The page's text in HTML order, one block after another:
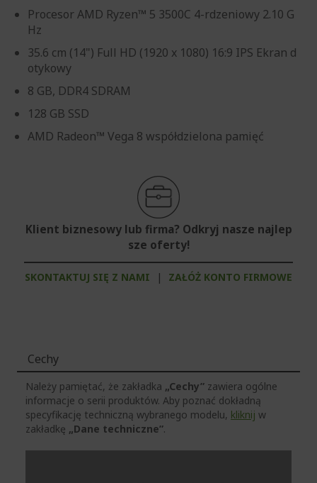
Procesor AMD Ryzen™ 5 3500C 4-rdzeniowy 2.10 G
Hz
35.6 cm (14") Full HD (1920 x 1080) 16:9 IPS Ekran d
otykowy
8 GB, DDR4 SDRAM
128 GB SSD
AMD Radeon™ Vega 8 współdzielona pamięć
Klient biznesowy lub firma? Odkryj nasze najlep
sze oferty!
SKONTAKTUJ SIĘ Z NAMI | ZAŁÓŻ KONTO FIRMOWE
Cechy
Należy pamiętać, że zakładka „Cechy” zawiera ogólne
informacje o serii produktów. Aby poznać dokładną
specyfikację techniczną wybranego modelu, kliknij w
zakładkę „Dane techniczne”.